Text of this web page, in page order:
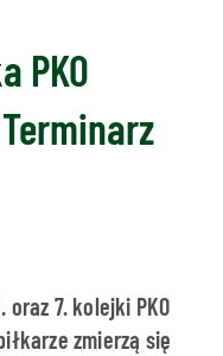
PKO
7. kolejki PKO
zmierzą się